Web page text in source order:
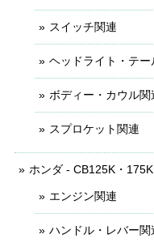
スイッチ関連
ヘッドライト・テー
ボディー・カウル関
スプロケット関連
ホンダ - CB125K・
エンジン関連
ハンドル・レバー関